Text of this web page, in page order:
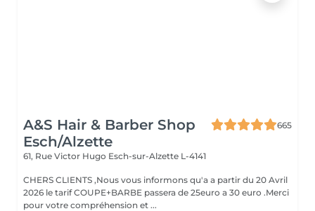
A&S Hair & Barber Shop
Esch/Alzette
665
61, Rue Victor Hugo Esch-sur-Alzette L-4141
CHERS CLIENTS ,Nous vous informons qu'a a partir du 20 Avril
2026 le tarif COUPE+BARBE passera de 25euro a 30 euro .Merci
pour votre compréhension et ...